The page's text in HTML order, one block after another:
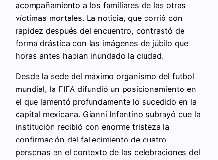
acompañamiento a los familiares de las otras
víctimas mortales. La noticia, que corrió con
rapidez después del encuentro, contrastó de
forma drástica con las imágenes de júbilo que
horas antes habían inundado la ciudad.
Desde la sede del máximo organismo del futbol
mundial, la FIFA difundió un posicionamiento en
el que lamentó profundamente lo sucedido en la
capital mexicana. Gianni Infantino subrayó que la
institución recibió con enorme tristeza la
confirmación del fallecimiento de cuatro
personas en el contexto de las celebraciones del